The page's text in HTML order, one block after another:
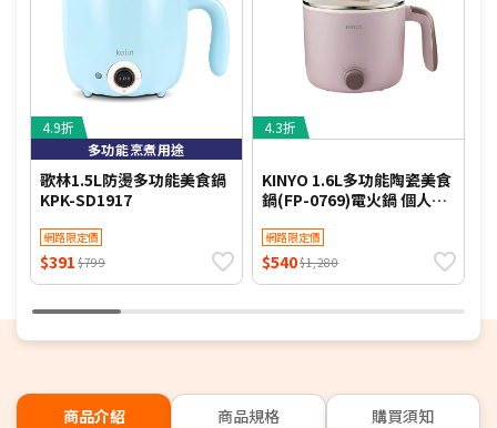
4.9折
多功能烹煮用途
歌林1.5L防燙多功能美食鍋
KPK-SD1917
網路限定價
$391 $799
4.3折
KINYO 1.6L多功能陶瓷美食
鍋(FP-0769)電火鍋 個人鍋
網路限定價
$540$1,280
商品介紹 商品規格 購買須知